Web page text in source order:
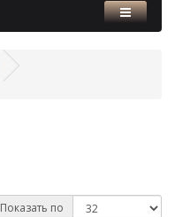
Показать по